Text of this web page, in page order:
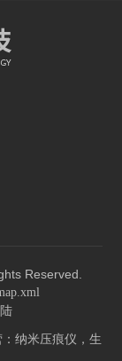
Reserved.
纳米压痕仪，生